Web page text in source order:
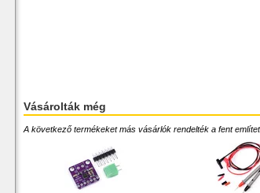
Vásárolták még
A következő termékeket más vásárlók rendelték a fent